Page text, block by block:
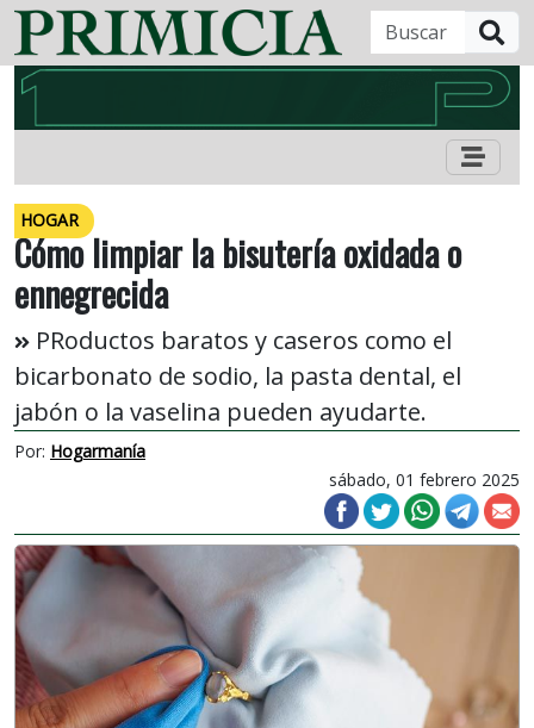
HOGAR
Cómo limpiar la bisutería oxidada o
ennegrecida
PRoductos baratos y caseros como el
bicarbonato de sodio, la pasta dental, el
jabón o la vaselina pueden ayudarte.
Por: Hogarmanía
sábado, 01 febrero 2025